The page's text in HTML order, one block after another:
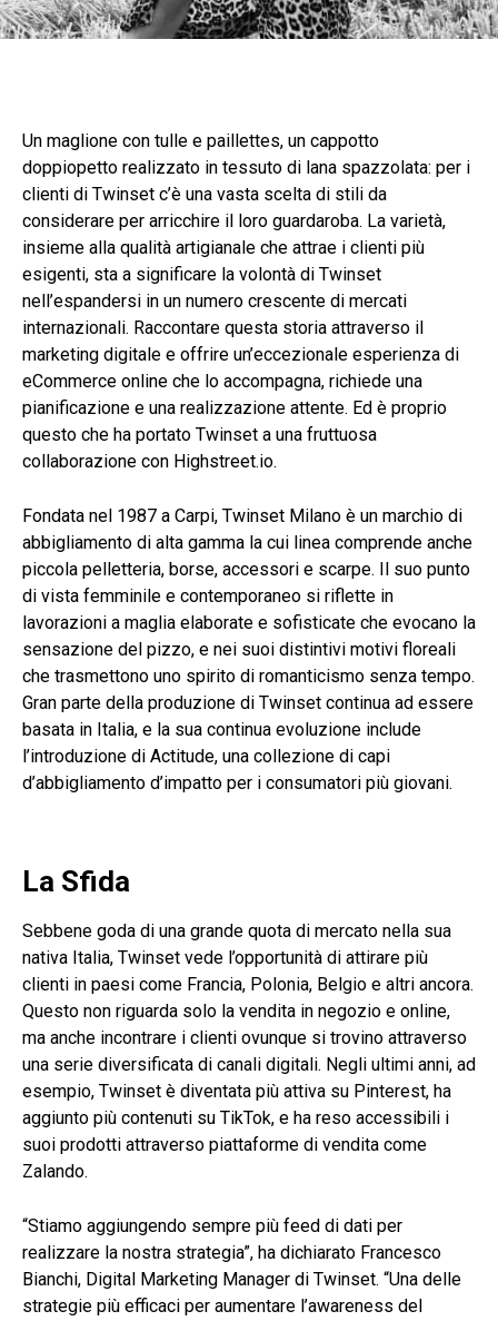
Un maglione con tulle e paillettes, un cappotto
doppiopetto realizzato in tessuto di lana spazzolata: per i
clienti di Twinset c’è una vasta scelta di stili da
considerare per arricchire il loro guardaroba. La varietà,
insieme alla qualità artigianale che attrae i clienti più
esigenti, sta a significare la volontà di Twinset
nell’espandersi in un numero crescente di mercati
internazionali. Raccontare questa storia attraverso il
marketing digitale e offrire un’eccezionale esperienza di
eCommerce online che lo accompagna, richiede una
pianificazione e una realizzazione attente. Ed è proprio
questo che ha portato Twinset a una fruttuosa
collaborazione con Highstreet.io.
Fondata nel 1987 a Carpi, Twinset Milano è un marchio di
abbigliamento di alta gamma la cui linea comprende anche
piccola pelletteria, borse, accessori e scarpe. Il suo punto
di vista femminile e contemporaneo si riflette in
lavorazioni a maglia elaborate e sofisticate che evocano la
sensazione del pizzo, e nei suoi distintivi motivi floreali
che trasmettono uno spirito di romanticismo senza tempo.
Gran parte della produzione di Twinset continua ad essere
basata in Italia, e la sua continua evoluzione include
l’introduzione di Actitude, una collezione di capi
d’abbigliamento d’impatto per i consumatori più giovani.
La Sfida
Sebbene goda di una grande quota di mercato nella sua
nativa Italia, Twinset vede l’opportunità di attirare più
clienti in paesi come Francia, Polonia, Belgio e altri ancora.
Questo non riguarda solo la vendita in negozio e online,
ma anche incontrare i clienti ovunque si trovino attraverso
una serie diversificata di canali digitali. Negli ultimi anni, ad
esempio, Twinset è diventata più attiva su Pinterest, ha
aggiunto più contenuti su TikTok, e ha reso accessibili i
suoi prodotti attraverso piattaforme di vendita come
Zalando.
“Stiamo aggiungendo sempre più feed di dati per
realizzare la nostra strategia”, ha dichiarato Francesco
Bianchi, Digital Marketing Manager di Twinset. “Una delle
strategie più efficaci per aumentare l’awareness del